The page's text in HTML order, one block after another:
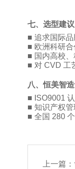
七、选型建议
■ 追求国际
■ 欧洲科研
■ 国内高校
■ 对 CVD 工
八、恒美智
■ ISO9001
■ 知识产权
■ 全国 280
上一篇：